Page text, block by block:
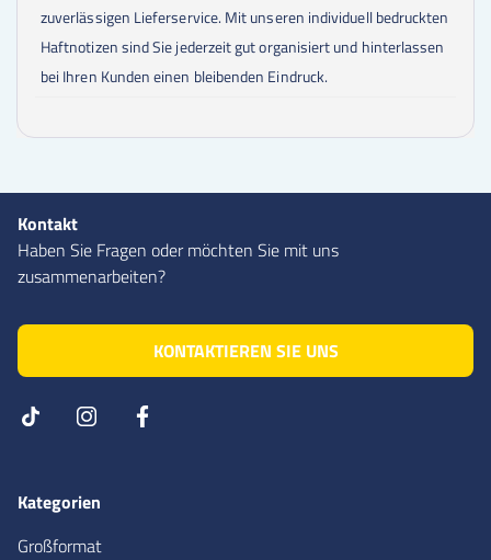
zuverlässigen Lieferservice. Mit unseren individuell bedruckten
Haftnotizen sind Sie jederzeit gut organisiert und hinterlassen
bei Ihren Kunden einen bleibenden Eindruck.
Kontakt
Haben Sie Fragen oder möchten Sie mit uns
zusammenarbeiten?
KONTAKTIEREN SIE UNS
Kategorien
Großformat